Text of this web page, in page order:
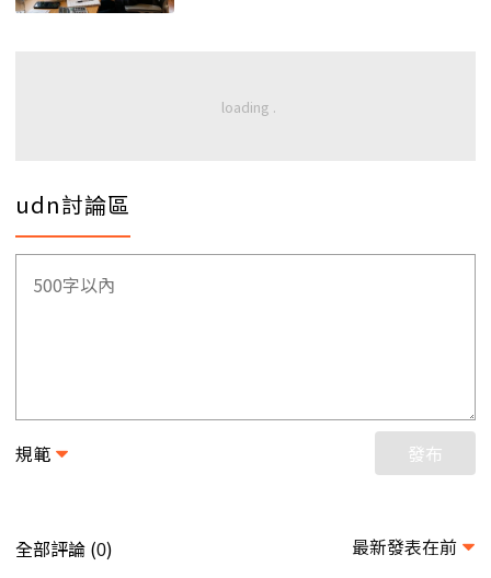
udn討論區
規範 發布
全部評論 (0) 最新發表在前